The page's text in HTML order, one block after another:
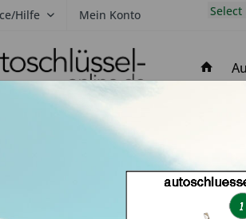
Hilfe Mein Konto Select
hohe Kundenzufriedenheit
Schlüsseldienst GmbH
AKYÜZ